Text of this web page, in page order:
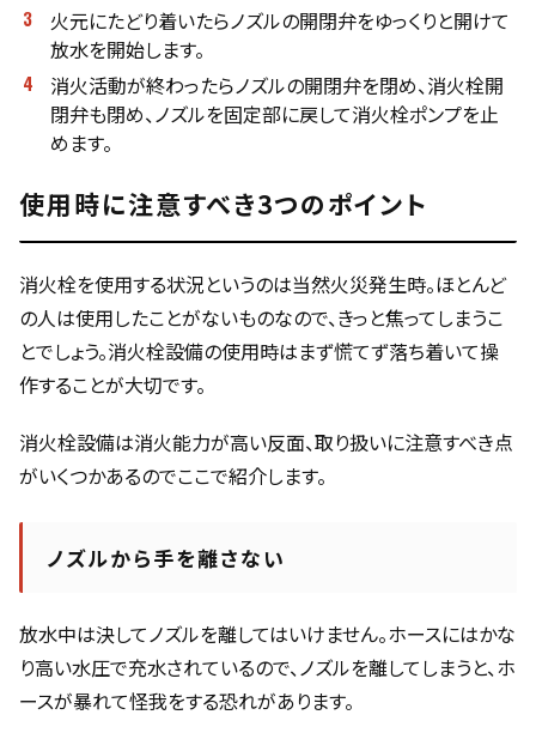
火元にたどり着いたらノズルの開閉弁をゆっくりと開けて
放水を開始します。
消火活動が終わったらノズルの開閉弁を閉め、消火栓開
閉弁も閉め、ノズルを固定部に戻して消火栓ポンプを止
めます。
使用時に注意すべき3つのポイント
消火栓を使用する状況というのは当然火災発生時。ほとんど
の人は使用したことがないものなので、きっと焦ってしまうこ
とでしょう。消火栓設備の使用時はまず慌てず落ち着いて操
作することが大切です。
消火栓設備は消火能力が高い反面、取り扱いに注意すべき点
がいくつかあるのでここで紹介します。
ノズルから手を離さない
放水中は決してノズルを離してはいけません。ホースにはかな
り高い水圧で充水されているので、ノズルを離してしまうと、ホ
ースが暴れて怪我をする恐れがあります。